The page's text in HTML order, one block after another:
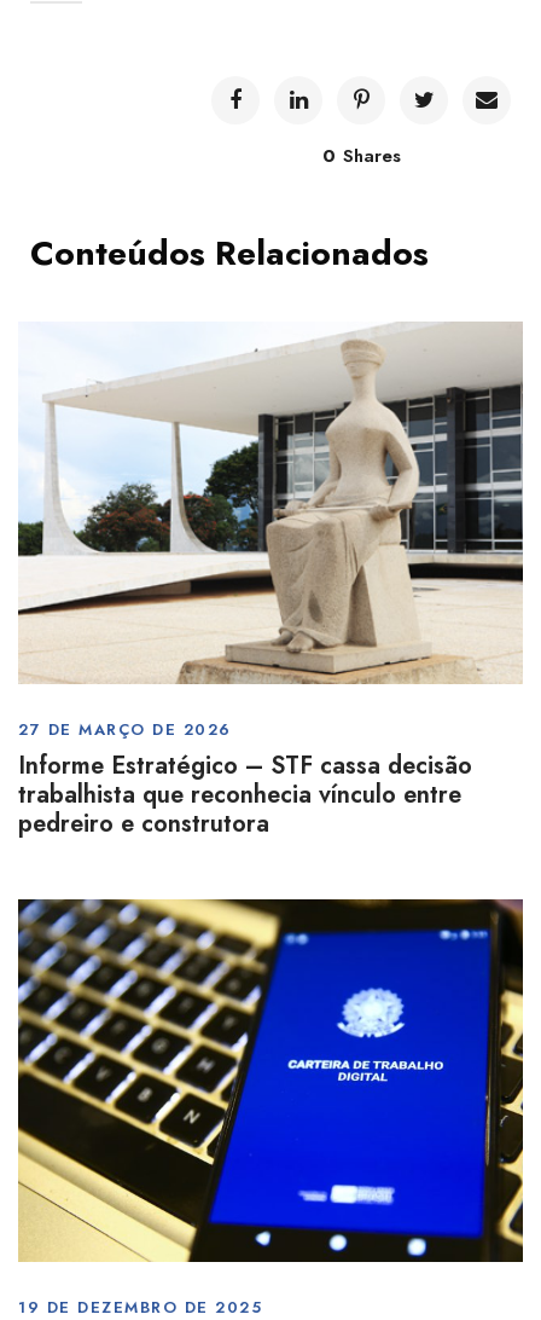
0 Shares
Conteúdos Relacionados
27 DE MARÇO DE 2026
Informe Estratégico – STF cassa decisão
trabalhista que reconhecia vínculo entre
pedreiro e construtora
19 DE DEZEMBRO DE 2025